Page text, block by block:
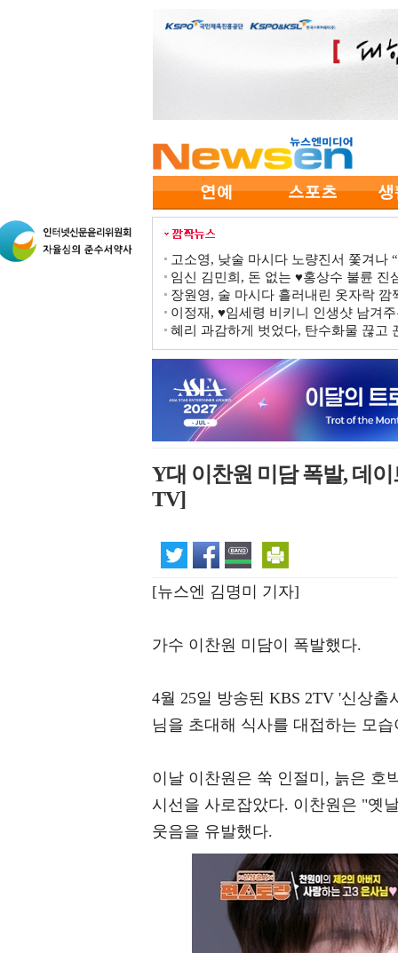
고소영, 낮술 마시다 노량진서 쫓겨나
임신 김민희, 돈 없는 ♥홍상수 불륜
장원영, 술 마시다 흘러내린 옷자락
이정재, ♥임세령 비키니 인생샷 남겨
혜리 과감하게 벗었다, 탄수화물 끊고
Y대 이찬원 미담 폭발, 데
TV]
[뉴스엔 김명미 기자]
가수 이찬원 미담이 폭발했다.
4월 25일 방송된 KBS 2TV '신상
님을 초대해 식사를 대접하는 모
이날 이찬원은 쑥 인절미, 늙은 호
시선을 사로잡았다. 이찬원은 "옛
웃음을 유발했다.